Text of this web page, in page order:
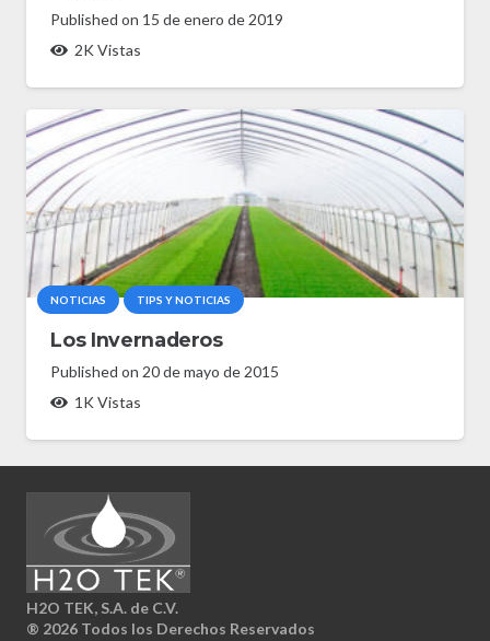
Published on 15 de enero de 2019
2KVistas
NOTICIAS TIPS Y NOTICIAS
Los Invernaderos
Published on20 de mayo de 2015
1KVistas
H2O TEK, S.A. de C.V.
® 2026 Todos los Derechos Reservados